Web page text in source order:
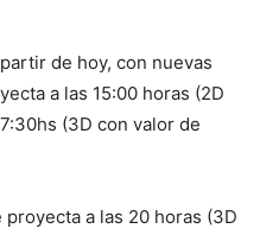
de hoy, con nuevas
a las 15:00 horas (2D
(3D con valor de
a las 20 horas (3D